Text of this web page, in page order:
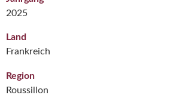
2025
Land
Frankreich
Region
Roussillon